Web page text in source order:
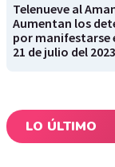
Telenueve al
Aumentan los
por manifestarse
21 de julio del 2023
LO ÚLTIMO